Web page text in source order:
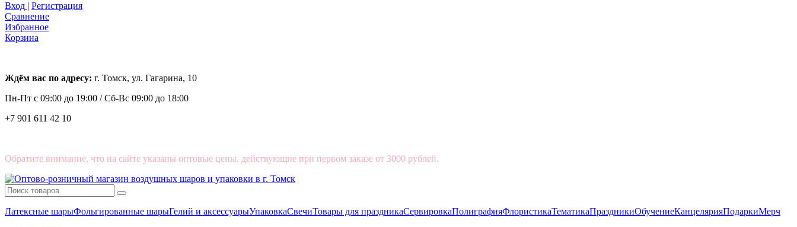
Вход | Регистрация
Сравнение
Избранное
Корзина
Ждём вас по адресу: г. Томск, ул. Гагарина, 10
Пн-Пт с 09:00 до 19:00 /Сб-Вс 09:00 до 18:00
+7 901 611 42 10
Обратите внимание, что на сайте указаны оптовые цены, действующие при первом заказе от 3000 рублей.
Латексные шарыФольгированные шарыГелий и аксессуарыУпаковкаСвечиТовары для праздникаСервировкаПолиграфияФлористикаТематикаПраздникиОбучениеКанцелярияПодаркиМерч